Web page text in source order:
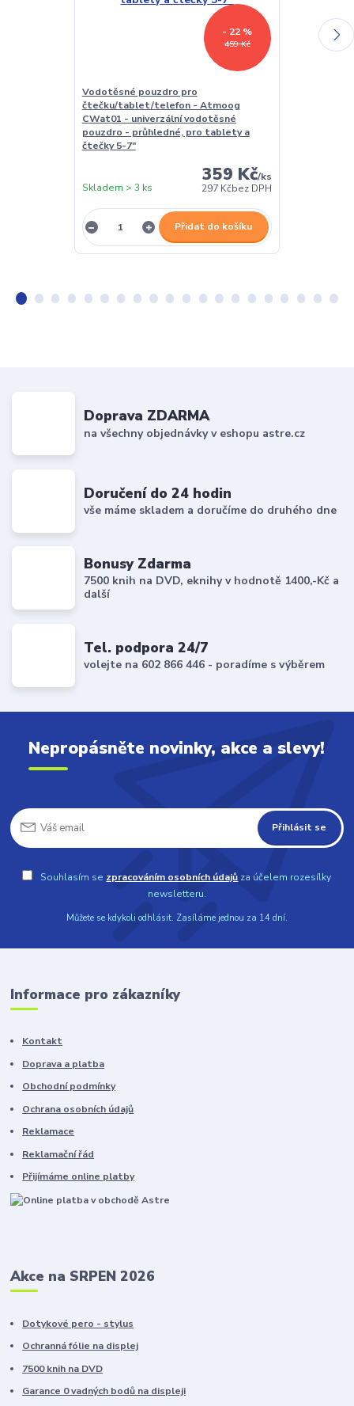
459 Kč
- 22 %
Vodotěsné pouzdro pro
čtečku/tablet/telefon - Atmoog
CWat01 - univerzální vodotěsné
pouzdro - průhledné, pro tablety a
čtečky 5-7"
359 Kč/ks
297 Kčbez DPH
Skladem > 3 ks
Přidat do košíku
Doprava ZDARMA
na všechny objednávky v eshopu astre.cz
Doručení do 24 hodin
vše máme skladem a doručíme do druhého dne
Bonusy Zdarma
7500 knih na DVD, eknihy v hodnotě 1400,-Kč a
další
Tel. podpora 24/7
volejte na 602 866 446 - poradíme s výběrem
Nepropásněte novinky, akce a slevy!
Přihlásit se
Souhlasím se zpracováním osobních údajů za účelem rozesílky
newsletteru.
Můžete se kdykoli odhlásit. Zasíláme jednou za 14 dní.
Informace pro zákazníky
Kontakt
Doprava a platba
Obchodní podmínky
Ochrana osobních údajů
Reklamace
Reklamační řád
Přijímáme online platby
Akce na SRPEN 2026
Dotykové pero - stylus
Ochranná fólie na displej
7500 knih na DVD
Garance 0 vadných bodů na displeji